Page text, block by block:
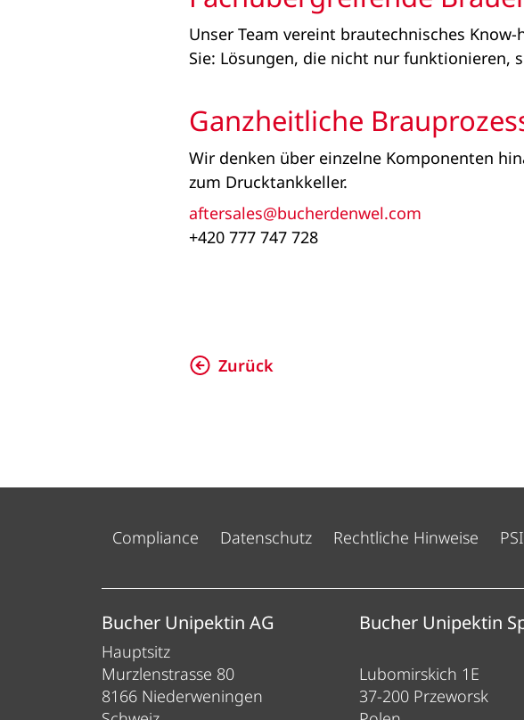
Unser Team vereint brautechnisches
Sie: Lösungen, die nicht nur funktionieren,
Ganzheitliche
Wir denken über einzelne Komponenten
zum Drucktankkeller.
aftersales@bucherdenwel.com
+420 777 747 728
Zurück
Compliance Datenschutz Rechtliche Hinweise
Bucher Unipektin AG
Hauptsitz
Murzlenstrasse 80
8166 Niederweningen
Bucher Unipektin
Lubomirskich 1E
37-200 Przeworsk